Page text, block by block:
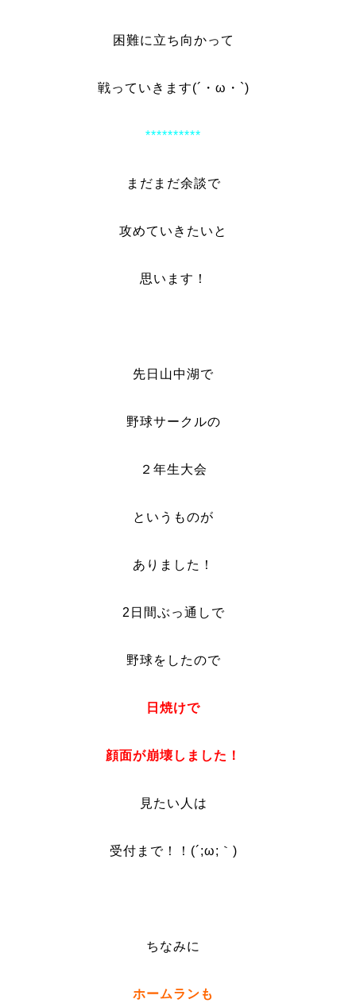
困難に立ち向かって
戦っていきます(´・ω・`)
**********
まだまだ余談で
攻めていきたいと
思います！
先日山中湖で
野球サークルの
２年生大会
というものが
ありました！
2日間ぶっ通しで
野球をしたので
日焼けで
顔面が崩壊しました！
見たい人は
受付まで！！(´;ω;｀)
ちなみに
ホームランも